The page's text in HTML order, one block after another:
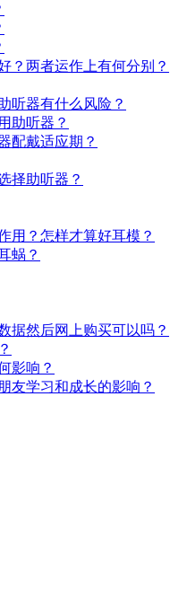
？两者运作上有何分别？
听器有什么风险？
助听器？
配戴适应期？
择助听器？
用？怎样才算好耳模？
蜗？
据然后网上购买可以吗？
影响？
友学习和成长的影响？